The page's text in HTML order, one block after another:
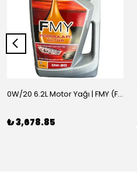
0W/20 6.2L Motor Yağı | FMY (Ford Motor Yağları)
₺ 3,678.85